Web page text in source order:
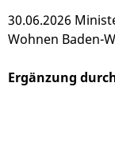
30.06.2026
Wohnen Baden-
Ergänzung